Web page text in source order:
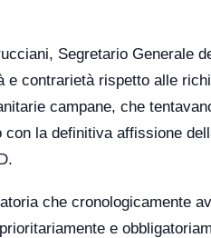
Segretario Generale
e contrarietà rispetto alle
campane, che
con la definitiva affissione
che cronologicamente
e